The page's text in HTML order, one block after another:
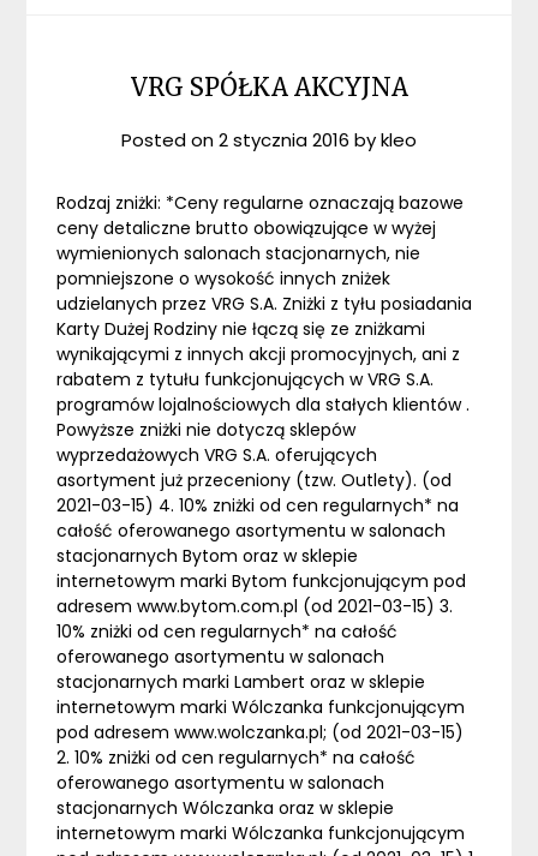
VRG SPÓŁKA AKCYJNA
Posted on2 stycznia 2016 bykleo
Rodzaj zniżki: *Ceny regularne oznaczają bazowe
ceny detaliczne brutto obowiązujące w wyżej
wymienionych salonach stacjonarnych, nie
pomniejszone o wysokość innych zniżek
udzielanych przez VRG S.A. Zniżki z tyłu posiadania
Karty Dużej Rodziny nie łączą się ze zniżkami
wynikającymi z innych akcji promocyjnych, ani z
rabatem z tytułu funkcjonujących w VRG S.A.
programów lojalnościowych dla stałych klientów .
Powyższe zniżki nie dotyczą sklepów
wyprzedażowych VRG S.A. oferujących
asortyment już przeceniony (tzw. Outlety). (od
2021-03-15) 4. 10% zniżki od cen regularnych* na
całość oferowanego asortymentu w salonach
stacjonarnych Bytom oraz w sklepie
internetowym marki Bytom funkcjonującym pod
adresem www.bytom.com.pl (od 2021-03-15) 3.
10% zniżki od cen regularnych* na całość
oferowanego asortymentu w salonach
stacjonarnych marki Lambert oraz w sklepie
internetowym marki Wólczanka funkcjonującym
pod adresem www.wolczanka.pl; (od 2021-03-15)
2. 10% zniżki od cen regularnych* na całość
oferowanego asortymentu w salonach
stacjonarnych Wólczanka oraz w sklepie
internetowym marki Wólczanka funkcjonującym